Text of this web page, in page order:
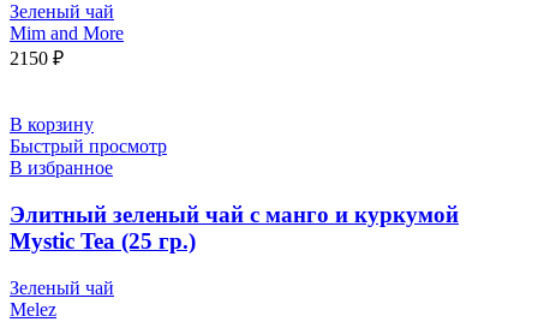
Зеленый чай
Mim and More
2150 ₽
В корзину
Быстрый просмотр
В избранное
Элитный зеленый чай с манго и куркумой
Mystic Tea (25 гр.)
Зеленый чай
Melez